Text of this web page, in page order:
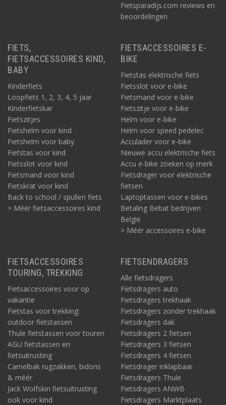
Fietsparadijs.com reviews en
beoordelingen
FIETS,
FIETSACCESSOIRES KIND,
BABY
Kinderfiets
Loopfiets 1, 2, 3, 4, 5 jaar
Kinderfietskar
Fietszitjes
Fietshelm voor kind
Fietshelm voor baby
Fietstas voor kind
Fietsslot voor kind
Fietsmand voor kind
Fietskrat voor kind
Back to school / spullen fiets
> Méér fietsaccessoires kind
FIETSACCESSOIRES E-
BIKE
Fietstas elektrische fiets
Fietsslot voor e-bike
Fietsmand voor e-bike
Fietszitje voor e-bike
Helm voor e-bike
Helm voor speed pedelec
Acculader voor e-bike
Nieuwe accu elektrische fiets
Accu e-bike zoeken op merk
Fietsdrager voor elektrische
fietsen
Laptoptassen voor e-bikes
Betaling Bebat bedrijven
België
> Méér accessoires e-bike
FIETSACCESSOIRES
TOURING, TREKKING
Fietsaccessoires voor op
vakantie
Fietstas voor trekking:
outdoor fietstassen
Thule fietstassen voor touren
AGU fietstassen en
fietsuitrusting
Camelbak rugzakken, bidons
& méér
Jack Wolfskin fietsuitrusting
ook voor kind
FIETSENDRAGERS
Alle fietsdragers
Fietsdragers auto
Fietsdragers trekhaak
Fietsdragers zonder trekhaak
Fietsdragers dak
Fietsdragers 2 fietsen
Fietsdragers 3 fietsen
Fietsdragers 4 fietsen
Fietsdrager inklapbaar
Fietsdragers Thule
Fietsdragers ANWB
Fietsdragers Marktplaats